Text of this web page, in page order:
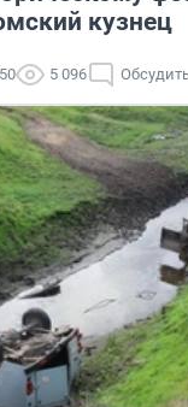
кузнец
5 096